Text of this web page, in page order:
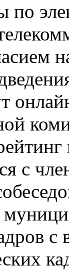
по
с